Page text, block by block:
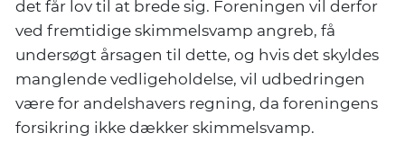
det får lov til at brede sig. Foreningen vil derfor
ved fremtidige skimmelsvamp angreb, få
undersøgt årsagen til dette, og hvis det skyldes
manglende vedligeholdelse, vil udbedringen
være for andelshavers regning, da foreningens
forsikring ikke dækker skimmelsvamp.